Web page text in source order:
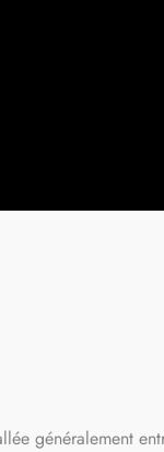
généralement